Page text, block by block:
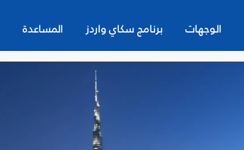
الوجهات برنامج سكاي واردز المساعدة